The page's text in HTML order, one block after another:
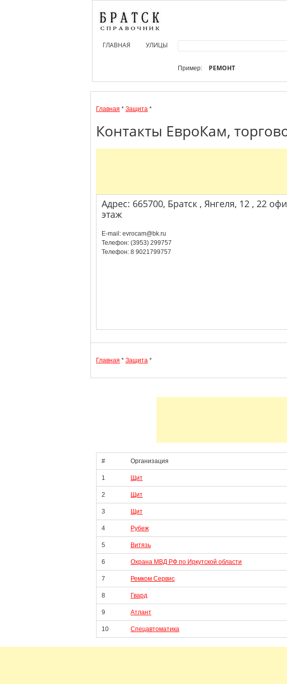
ГЛАВНАЯ УЛИЦЫ
Пример: РЕМОНТ
Главная * Защита *
Контакты ЕвроКам,
Адрес: 665700, Братск , Янгеля, 12 , 22
этаж
E-mail: evrocam@bk.ru
Телефон: (3953) 299757
Телефон: 8 9021799757
Главная * Защита *
# Организация
1 Щит
2 Щит
3 Щит
4 Рубеж
5 Витязь
6 Охрана МВД РФ по Иркутской области
7 Ремком Сервис
8 Гвард
9 Атлант
10 Спецавтоматика